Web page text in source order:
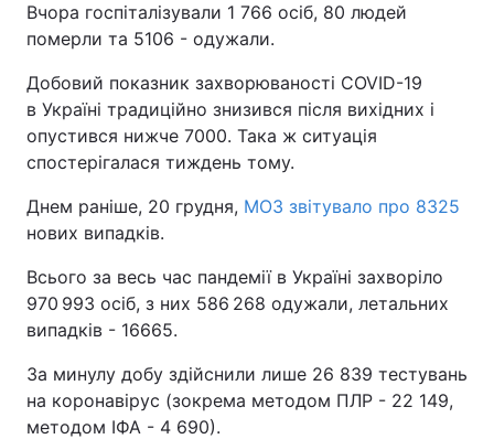
Вчора госпіталізували 1 766 осіб, 80 людей
померли та 5106 - одужали.
Добовий показник захворюваності COVID-19
в Україні традиційно знизився після вихідних і
опустився нижче 7000. Така ж ситуація
спостерігалася тиждень тому.
Днем раніше, 20 грудня, МОЗ звітувало про 8325
нових випадків.
Всього за весь час пандемії в Україні захворіло
970 993 осіб, з них 586 268 одужали, летальних
випадків - 16665.
За минулу добу здійснили лише 26 839 тестувань
на коронавірус (зокрема методом ПЛР - 22 149,
методом ІФА - 4 690).